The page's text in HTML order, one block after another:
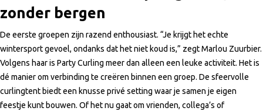
zonder bergen
De eerste groepen zijn razend enthousiast. “Je krijgt het echte
wintersport gevoel, ondanks dat het niet koud is,” zegt Marlou Zuurbier.
Volgens haar is Party Curling meer dan alleen een leuke activiteit. Het is
dé manier om verbinding te creëren binnen een groep. De sfeervolle
curlingtent biedt een knusse privé setting waar je samen je eigen
feestje kunt bouwen. Of het nu gaat om vrienden, collega’s of